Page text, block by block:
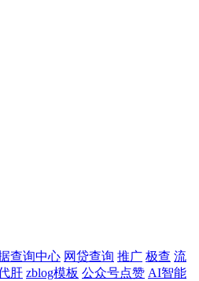
查询中心 网贷查询 推广 极查 流
肝 zblog模板 公众号点赞 AI智能